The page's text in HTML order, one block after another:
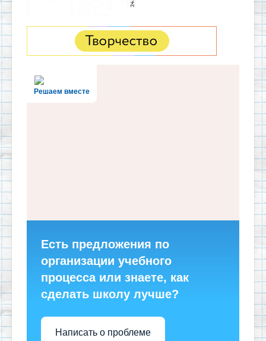
Решаем вместе
Есть предложения по
организации учебного
процесса или знаете, как
сделать школу лучше?
Написать о проблеме